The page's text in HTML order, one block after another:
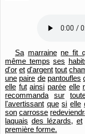
Sa marraine ne fit
même temps ses
d'or et d'argent tout
une paire de pantoufles
elle fut ainsi parée elle
recommanda
sur
l'avertissant que si elle
son carrosse
laquais des lézards, et
première forme.